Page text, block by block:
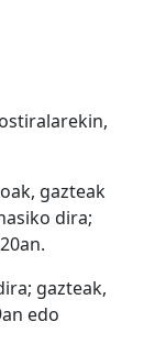
gazteak
dira;
gazteak,
edo